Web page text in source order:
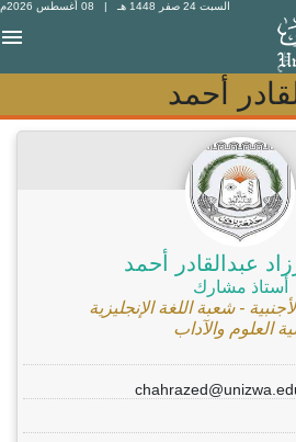
السبت 24 صفر 1448 هـ | 08 أغسطس 2026م
أحمد
أحمد
عبدالقادر أحمد
أستاذ مشارك
- شعبة اللغة الإنجليزية
العلوم والآداب